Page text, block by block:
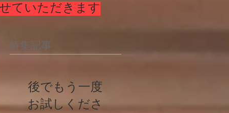
ていただきます
特集記事
後でもう一度
お試しくださ